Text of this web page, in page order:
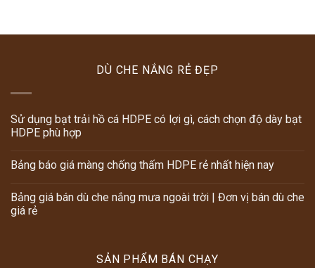
DÙ CHE NẮNG RẺ ĐẸP
Sử dụng bạt trải hồ cá HDPE có lợi gì, cách chọn độ dày bạt
HDPE phù hợp
Bảng báo giá màng chống thấm HDPE rẻ nhất hiện nay
Bảng giá bán dù che nắng mưa ngoài trời | Đơn vị bán dù che
giá rẻ
SẢN PHẨM BÁN CHẠY